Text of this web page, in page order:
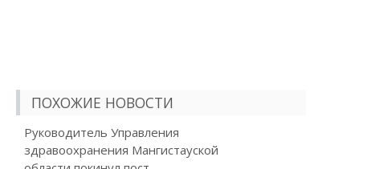
ПОХОЖИЕ НОВОСТИ
Руководитель Управления
здравоохранения Мангистауской